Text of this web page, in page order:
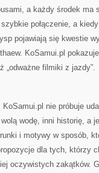
a każdy środek ma
połączenie, a
pojawiają się kwestie
KoSamui.pl
„odważne filmiki z jazdy”.
nie próbuje
wodę, inni historię, a
i motywy w sposób,
dla tych, którzy
oczywistych zakątków.